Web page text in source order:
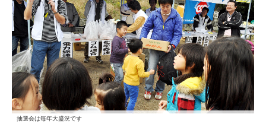
抽選会は毎年大盛況です